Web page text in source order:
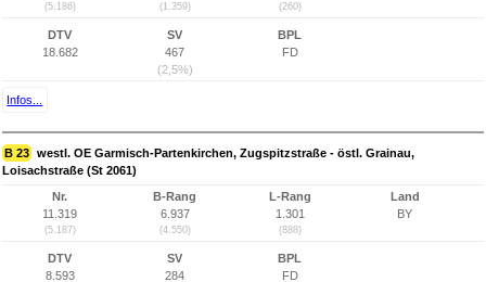
(5.186) (1.359) (260)
DTV
18.682
SV
467
(2,5%)
BPL
FD
Infos...
B 23 westl. OE Garmisch-Partenkirchen, Zugspitzstraße - östl. Grainau,
Loisachstraße (St 2061)
Nr.
11.319
(5.187)
B-Rang
6.937
(4.550)
L-Rang
1.301
(888)
Land
BY
DTV
8.593
SV
284
BPL
FD